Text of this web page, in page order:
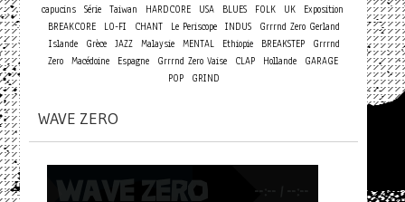
capucins Série Taiwan HARDCORE USA BLUES FOLK UK
Exposition
BREAKCORE
LO-FI CHANT Le Periscope INDUS
Grrrnd Zero Gerland
Islande
Grèce JAZZ Malaysie MENTAL Ethiopie BREAKSTEP
Grrrnd
Zero
Macédoine Espagne Grrrnd Zero Vaise CLAP Hollande
GARAGE
POP
GRIND
WAVE ZERO